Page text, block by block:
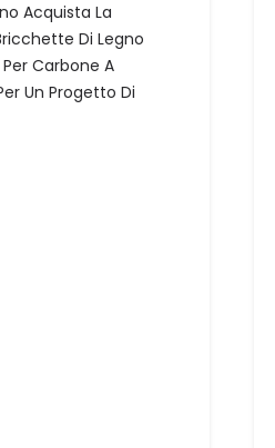
Acquista La
Di Legno
Per Carbone A
Un Progetto Di